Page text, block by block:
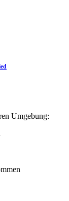
Umgebung: